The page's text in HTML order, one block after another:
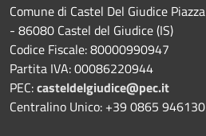
Comune di Castel Del Giudice
- 86080 Castel del Giudice (IS)
Codice Fiscale: 80000990947
Partita IVA: 00086220944
PEC:casteldelgiudice@pec.it
Centralino Unico: +39 0865 946130